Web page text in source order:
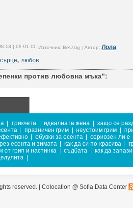
| 09-01-11 Източник: BeU.bg | Автор: Лола
сърце, любов
против любовна мъка":
трикчета идеалната жена
защо се
празничен грим неустоим грим
обувки за есента
сериозен ли е
есента и зимата
как да си по-красива
от грип и настинка
съдбата
как да
reserved. | Colocation @ Sofia Data Center